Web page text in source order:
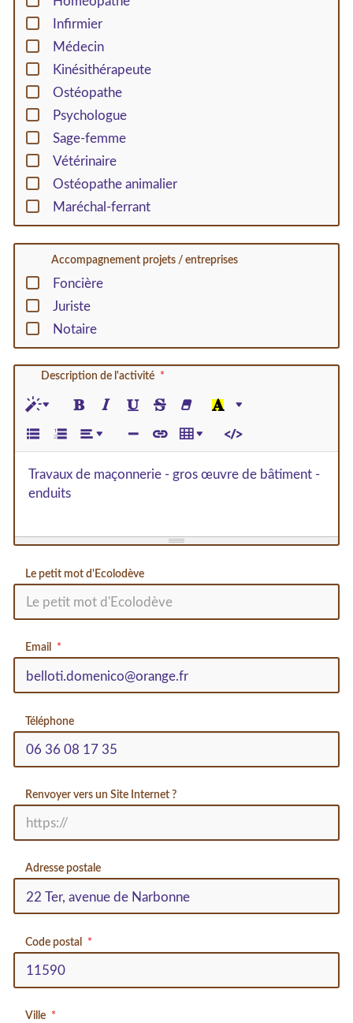
Infirmier
Médecin
Kinésithérapeute
Ostéopathe
Psychologue
Sage-femme
Vétérinaire
Ostéopathe animalier
Maréchal-ferrant
Accompagnement projets / entreprises
Foncière
Juriste
Notaire
Description de l'activité
Travaux de maçonnerie - gros œuvre de bâtiment -
enduits
Le petit mot d'Ecolodève
Email
Téléphone
Renvoyer vers un Site Internet ?
Adresse postale
Code postal
Ville